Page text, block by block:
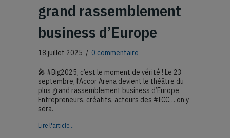
grand rassemblement
business d’Europe
18 juillet 2025 / 0 commentaire
🎤 #Big2025, c’est le moment de vérité ! Le 23
septembre, l’Accor Arena devient le théâtre du
plus grand rassemblement business d’Europe.
Entrepreneurs, créatifs, acteurs des #ICC… on y
sera.
Lire l'article...